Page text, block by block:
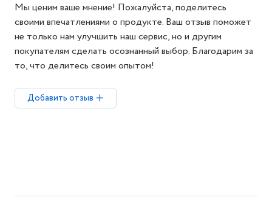
Мы ценим ваше мнение! Пожалуйста, поделитесь
своими впечатлениями о продукте. Ваш отзыв поможет
не только нам улучшить наш сервис, но и другим
покупателям сделать осознанный выбор. Благодарим за
то, что делитесь своим опытом!
Добавить отзыв